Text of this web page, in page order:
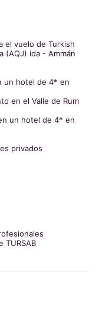
el vuelo de Turkish
(AQJ) ida - Ammán
un hotel de 4* en
en el Valle de Rum
un hotel de 4* en
privados
TURSAB